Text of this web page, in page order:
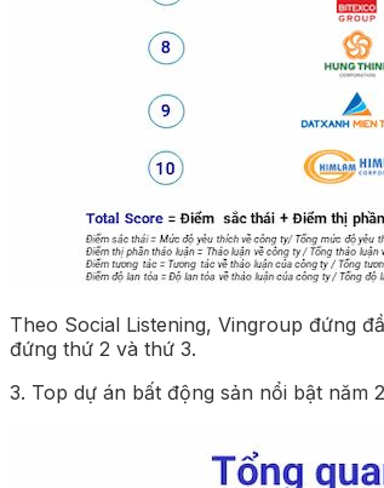
Theo Social Listening, Vingroup đứng
đứng thứ 2 và thứ 3.
3. Top dự án bất động sản nổi bật năm